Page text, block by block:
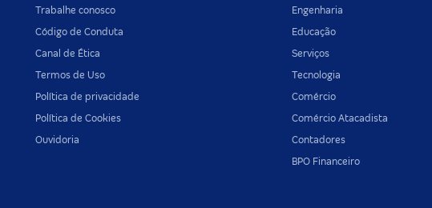
Trabalhe conosco
Código de Conduta
Canal de Ética
Termos de Uso
Política de privacidade
Política de Cookies
Ouvidoria
Engenharia
Educação
Serviços
Tecnologia
Comércio
Comércio Atacadista
Contadores
BPO Financeiro